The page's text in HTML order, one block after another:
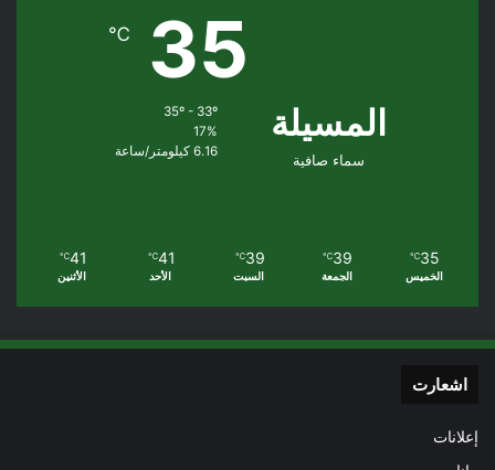
المسيلة
سماء صافية
35
℃
17%
6.16 كيلومتر/ساعة
35
℃
الخميس
39
℃
الجمعة
39
℃
السبت
41
℃
الأحد
41
℃
الأثنين
اشعارت
إعلانات